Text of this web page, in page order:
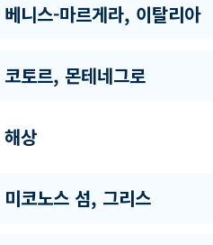
베니스-마르게라, 이탈리아
코토르, 몬테네그로
해상
미코노스 섬, 그리스